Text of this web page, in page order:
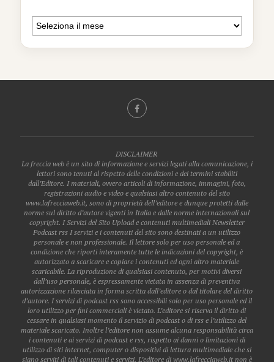
DISCLAIMER
La freccia web è un sito di informazione e servizi legati alla comunicazione, i
lettori sono tenuti al rispetto delle condizioni e dei termini stabiliti
dall’Editore. I materiali, ovvero articoli di informazione, immagini, foto,
registrazioni audio e video e qualsiasi altro contenuto del sito
www.lafrecciaweb.it, sono di proprietà dell’editore e dunque protetti dalle
norme sul diritto d’autore vigenti in Italia e dalle norme internazionali sul
copyright. I Servizi del Sito Upload e contenuti multimediali Newsletter
Podcast rss I servizi e i contenuti del sito sono destinati a un utilizzo
personale e non professionale. Il lettore solo per uso personale ed a
condizione che riporti interamente tutte le indicazioni del copyright, è
autorizzato a scaricare e copiare i contenuti ed ogni altro materiale
scaricabile. La riproduzione di qualsiasi contenuto, per motivi diversi
dall’uso personale, è espressamente vietata in assenza di preventiva
autorizzazione rilasciata in forma scritta dall’editore o dal titolare del diritto
d’autore. I servizi di podcast rss sono accessibili solo per uso personale ed il
loro utilizzo per fini commerciali è vietato. L’editore si riserva il diritto di
cessare in qualsiasi momento il servizio di podcast o di rss e l’utilizzo del
materiale scaricato. Inoltre l’editore non assume alcuna responsabilità circa
i contenuti e ai servizi di podcast e rss, rispetto ai danni o limitazioni di
utilizzo di siti internet, computer o dispositivi di lettura multimediale che si
siano serviti di tali contenuti e servizi. L’editore di www.lafrecciaweb.it non è